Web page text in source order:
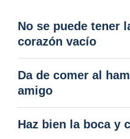
No se puede tener
corazón vacío
Da de comer al
amigo
Haz bien la boca y